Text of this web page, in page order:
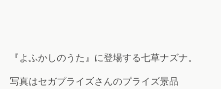
『よふかしのうた』に登場する七草ナズナ。
写真はセガプライズさんのプライズ景品